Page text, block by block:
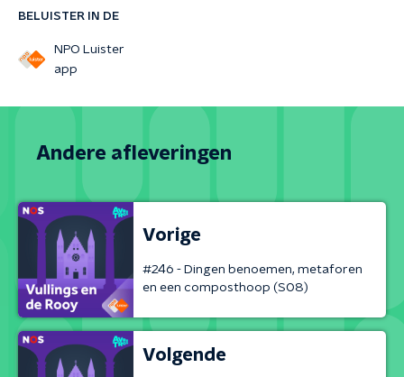
BELUISTER IN DE
NPO Luister
app
Andere afleveringen
Vorige
#246 - Dingen benoemen, metaforen
en een composthoop (S08)
Volgende